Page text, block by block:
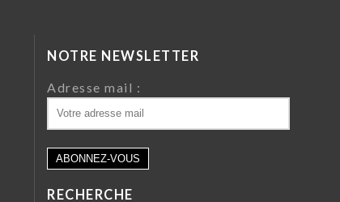
NOTRE NEWSLETTER
Adresse mail :
RECHERCHE